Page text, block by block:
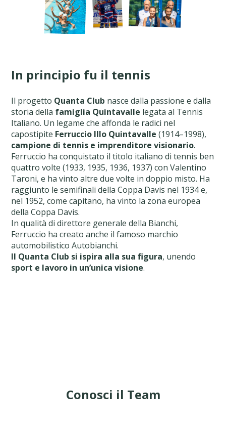
In principio fu il tennis
Il progetto Quanta Club nasce dalla passione e dalla
storia della famiglia Quintavalle legata al Tennis
Italiano. Un legame che affonda le radici nel
capostipite Ferruccio Illo Quintavalle(1914–1998),
campione di tennis e imprenditore visionario.
Ferruccio ha conquistato il titolo italiano di tennis ben
quattro volte (1933, 1935, 1936, 1937) con Valentino
Taroni, e ha vinto altre due volte in doppio misto. Ha
raggiunto le semifinali della Coppa Davis nel 1934 e,
nel 1952, come capitano, ha vinto la zona europea
della Coppa Davis.
In qualità di direttore generale della Bianchi,
Ferruccio ha creato anche il famoso marchio
automobilistico Autobianchi.
Il Quanta Club si ispira alla sua figura, unendo
sport e lavoro in un’unica visione.
Conosci il Team